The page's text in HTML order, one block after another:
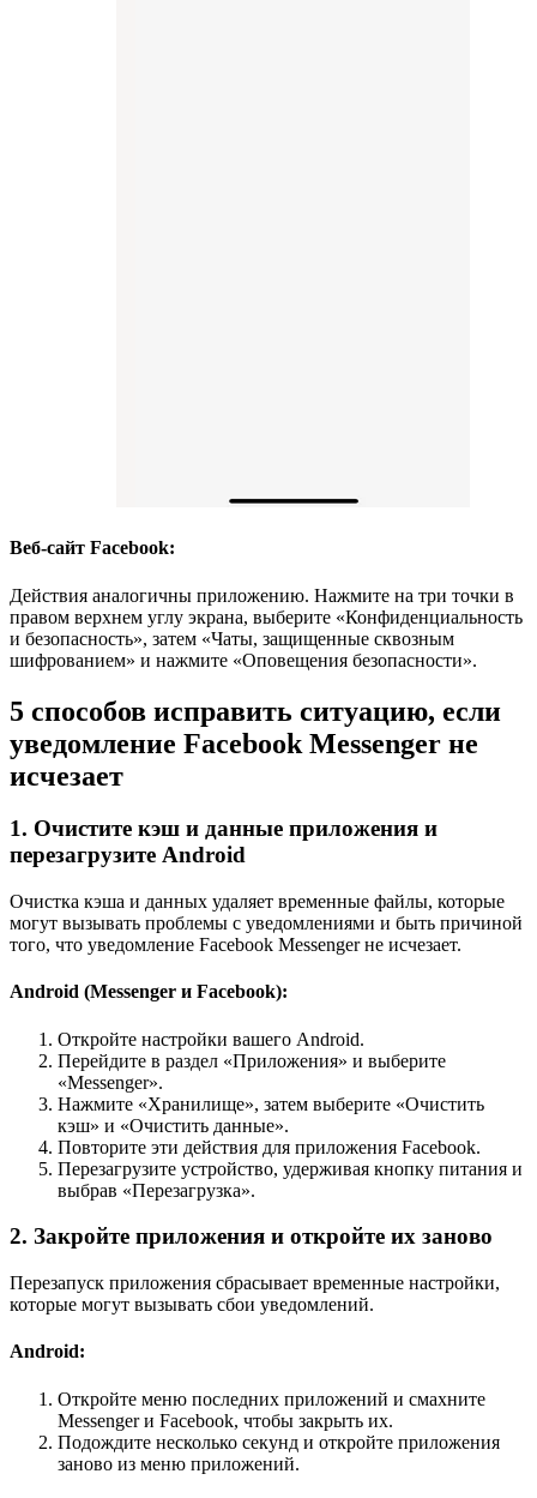
Веб-сайт Facebook:
Действия аналогичны приложению. Нажмите на три точки в
правом верхнем углу экрана, выберите «Конфиденциальность
и безопасность», затем «Чаты, защищенные сквозным
шифрованием» и нажмите «Оповещения безопасности».
5 способов исправить ситуацию, если
уведомление Facebook Messenger не
исчезает
1. Очистите кэш и данные приложения и
перезагрузите Android
Очистка кэша и данных удаляет временные файлы, которые
могут вызывать проблемы с уведомлениями и быть причиной
того, что уведомление Facebook Messenger не исчезает.
Android (Messenger и Facebook):
Откройте настройки вашего Android.
Перейдите в раздел «Приложения» и выберите
«Messenger».
Нажмите «Хранилище», затем выберите «Очистить
кэш» и «Очистить данные».
Повторите эти действия для приложения Facebook.
Перезагрузите устройство, удерживая кнопку питания и
выбрав «Перезагрузка».
2. Закройте приложения и откройте их заново
Перезапуск приложения сбрасывает временные настройки,
которые могут вызывать сбои уведомлений.
Android:
Откройте меню последних приложений и смахните
Messenger и Facebook, чтобы закрыть их.
Подождите несколько секунд и откройте приложения
заново из меню приложений.